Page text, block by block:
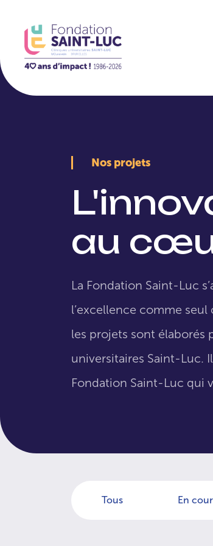
Nos projets
au
La Fondation Saint-Luc
l’excellence comme
les projets sont élaborés
universitaires Saint-Luc.
Fondation Saint-Luc qui
Tous En